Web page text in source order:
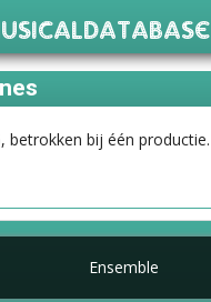
betrokken bij één productie.
Ensemble